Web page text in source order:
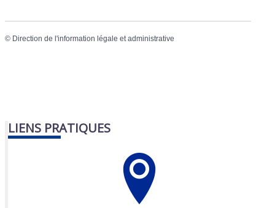
© Direction de l'information légale et administrative
LIENS PRATIQUES